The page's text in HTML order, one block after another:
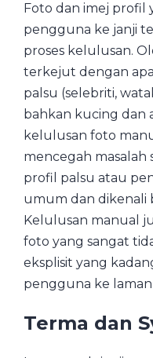
Foto dan imej profil
pengguna ke janji
proses kelulusan.
terkejut dengan
palsu (selebriti,
bahkan kucing dan
kelulusan foto
mencegah masalah
profil palsu atau
umum dan dikenali
Kelulusan manual
foto yang sangat
eksplisit yang
pengguna ke
Terma dan